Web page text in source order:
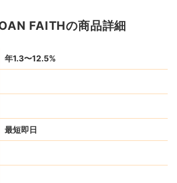
FAITHの商品詳細
年1.3〜12.5%
最短即日